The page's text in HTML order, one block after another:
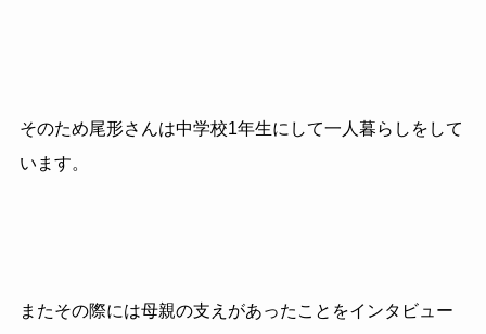
そのため尾形さんは中学校1年生にして一人暮らしをして
います。
またその際には母親の支えがあったことをインタビュー